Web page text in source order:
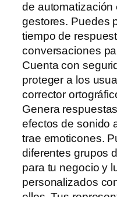
de automatización
gestores. Puedes
tiempo de
conversaciones
Cuenta con
proteger a los
corrector
Genera
efectos de sonido
trae emoticones.
diferentes grupos
para tu negocio y
personalizados